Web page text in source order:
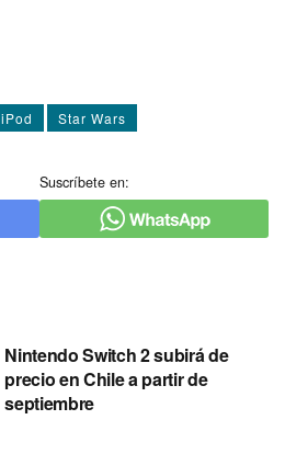
iPod Star Wars
Suscríbete en:
Nintendo Switch 2 subirá de
precio en Chile a partir de
septiembre